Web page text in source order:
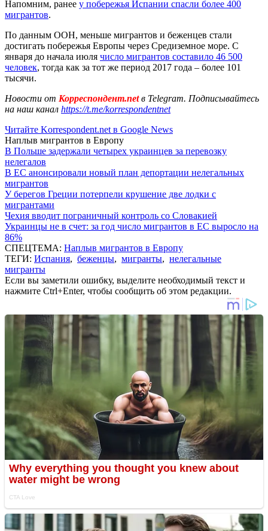
Напомним, ранее у побережья Испании спасли более 400
мигрантов.
По данным ООН, меньше мигрантов и беженцев стали
достигать побережья Европы через Средиземное море. С
января до начала июля число мигрантов составило 46 500
человек, тогда как за тот же период 2017 года – более 101
тысячи.
Новости от Корреспондент.netв Telegram. Подписывайтесь
на наш канал https://t.me/korrespondentnet
Читайте Korrespondent.net в Google News
Наплыв мигрантов в Европу
В Польше задержали четырех украинцев за перевозку
нелегалов
В ЕС анонсировали новый план депортации нелегальных
мигрантов
У берегов Греции потерпели крушение две лодки с
мигрантами
Чехия вводит пограничный контроль со Словакией
Украинцы не в счет: за год число мигрантов в ЕС выросло на
86%
СПЕЦТЕМА: Наплыв мигрантов в Европу
ТЕГИ: Испания, беженцы, мигранты, нелегальные
мигранты
Если вы заметили ошибку, выделите необходимый текст и
нажмите Ctrl+Enter, чтобы сообщить об этом редакции.